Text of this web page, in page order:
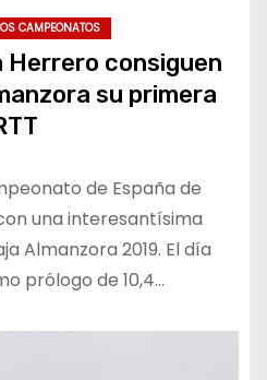
CAMPEONATOS
consiguen
su primera
de España de
una interesantísima
Almanzora 2019. El día
prólogo de 10,4…